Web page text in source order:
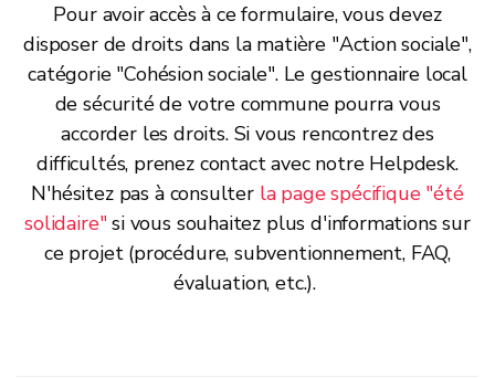
Pour avoir accès à ce formulaire, vous devez
disposer de droits dans la matière "Action sociale",
catégorie "Cohésion sociale". Le gestionnaire local
de sécurité de votre commune pourra vous
accorder les droits. Si vous rencontrez des
difficultés, prenez contact avec notre Helpdesk.
N'hésitez pas à consulter la page spécifique "été
solidaire" si vous souhaitez plus d'informations sur
ce projet (procédure, subventionnement, FAQ,
évaluation, etc.).